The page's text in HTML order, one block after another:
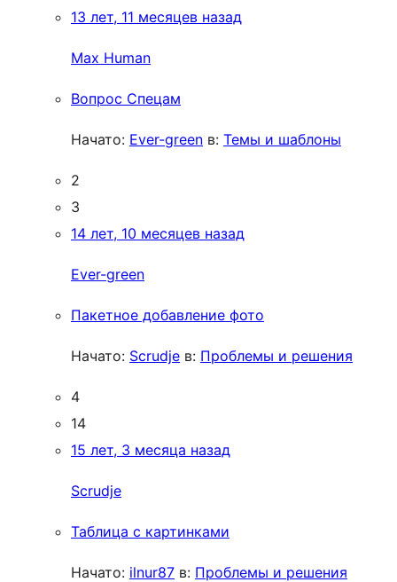
13 лет, 11 месяцев назад
Max Human
Вопрос Спецам
Начато: Ever-green в: Темы и шаблоны
2
3
14 лет, 10 месяцев назад
Ever-green
Пакетное добавление фото
Начато: Scrudje в: Проблемы и решения
4
14
15 лет, 3 месяца назад
Scrudje
Таблица с картинками
Начато: ilnur87 в: Проблемы и решения